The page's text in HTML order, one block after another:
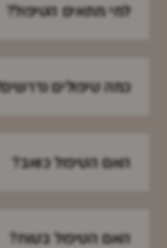
למי מתאים הטיפול?
כמה טיפולים
האם הטיפול כואב?
האם הטיפול בטוח?